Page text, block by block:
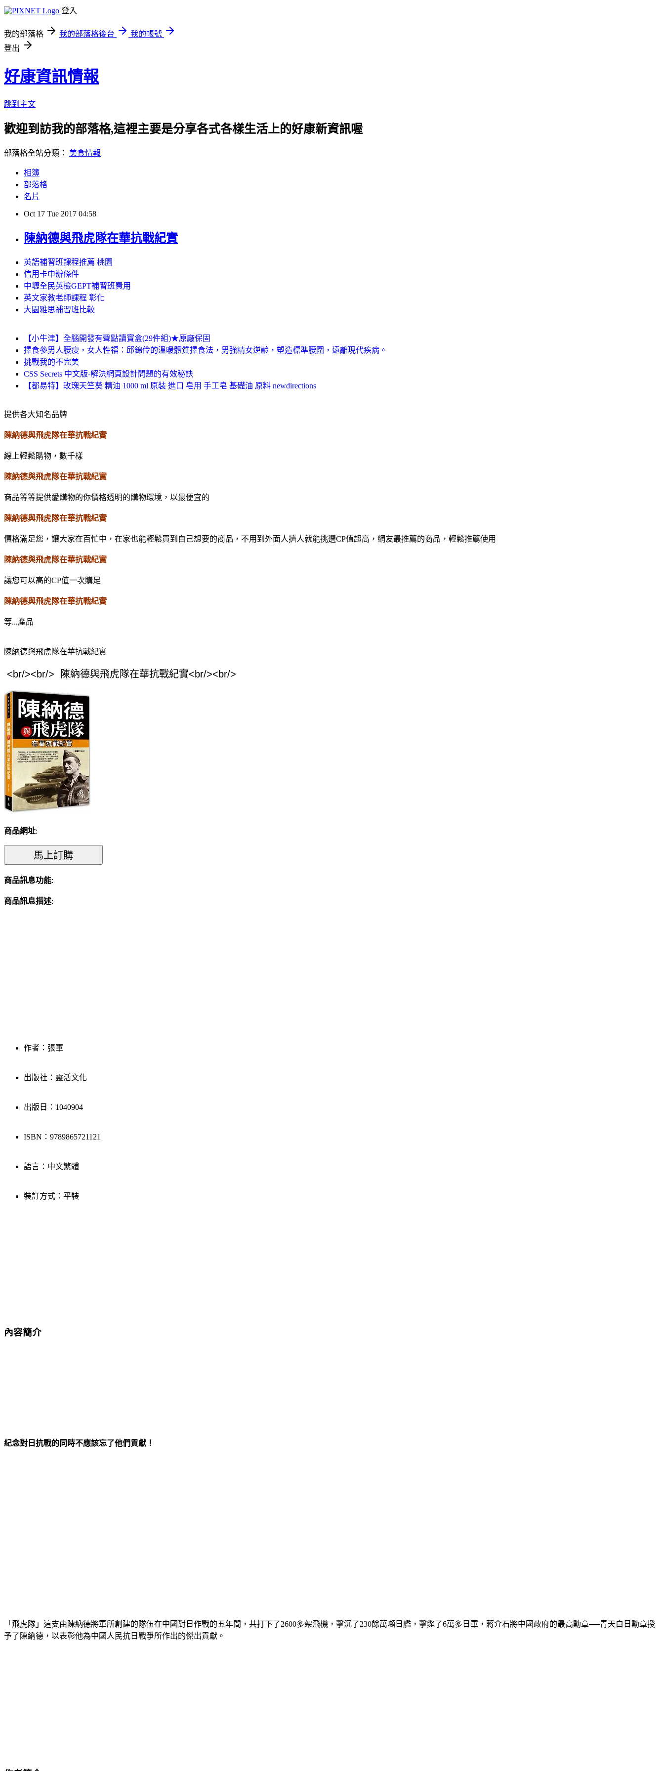
登入
我的部落格 我的部落格後台
我的帳號
登出
好康資訊情報
跳到主文
歡迎到訪我的部落格,這裡主要是分享各式各樣生活上的好康新資訊喔
部落格全站分類： 美食情報
相簿
部落格
名片
Oct 17 Tue 2017 04:58
陳納德與飛虎隊在華抗戰紀實
英語補習班課程推薦 桃園
信用卡申辦條件
中壢全民英檢GEPT補習班費用
英文家教老師課程 彰化
大園雅思補習班比較
【小牛津】全腦開發有聲點讀寶盒(29件組)★原廠保固
擇食參男人腰瘦，女人性福：邱錦伶的溫暖體質擇食法，男強精女逆齡，塑造標準腰圍，遠離現代疾病。
挑戰我的不完美
CSS Secrets 中文版-解決網頁設計問題的有效秘訣
【都易特】玫瑰天竺葵 精油 1000 ml 原裝 進口 皂用 手工皂 基礎油 原料 newdirections
提供各大知名品牌
陳納德與飛虎隊在華抗戰紀實
線上輕鬆購物，數千樣
陳納德與飛虎隊在華抗戰紀實
商品等等提供愛購物的你價格透明的購物環境，以最便宜的
陳納德與飛虎隊在華抗戰紀實
價格滿足您，讓大家在百忙中，在家也能輕鬆買到自己想要的商品，不用到外面人擠人就能挑選CP值超高，網友最推薦的商品，輕鬆推薦使用
陳納德與飛虎隊在華抗戰紀實
讓您可以高的CP值一次購足
陳納德與飛虎隊在華抗戰紀實
等...產品
陳納德與飛虎隊在華抗戰紀實
商品網址:
商品訊息功能:
商品訊息描述:
作者：張軍
出版社：靈活文化
出版日：1040904
ISBN：9789865721121
語言：中文繁體
裝訂方式：平裝
內容簡介
紀念對日抗戰的同時不應該忘了他們貢獻！
「飛虎隊」這支由陳納德將軍所創建的隊伍在中國對日作戰的五年間，共打下了2600多架飛機，擊沉了230餘萬噸日艦，擊斃了6萬多日軍，蔣介石將中國政府的最高勳章──青天白日勳章授
予了陳納德，以表彰他為中國人民抗日戰爭所作出的傑出貢獻。